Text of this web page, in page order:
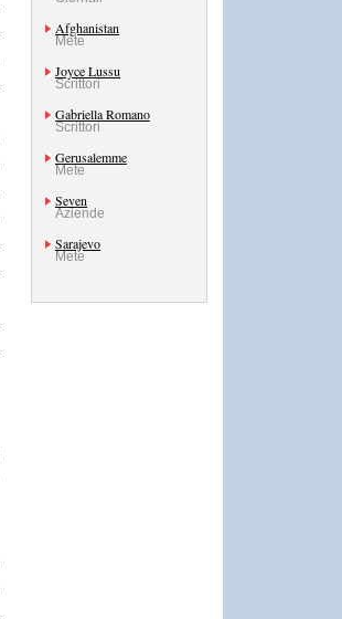
Afghanistan
Mete
Joyce Lussu
Scrittori
Gabriella Romano
Scrittori
Gerusalemme
Mete
Seven
Aziende
Sarajevo
Mete